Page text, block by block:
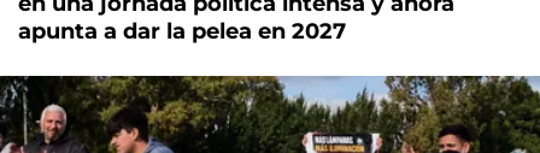
apunta a dar la pelea en 2027